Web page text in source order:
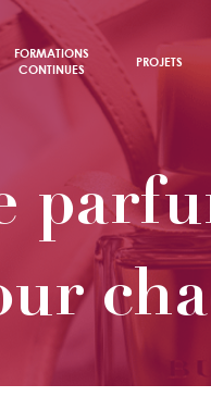
FORMATIONS
CONTINUES
PROJETS